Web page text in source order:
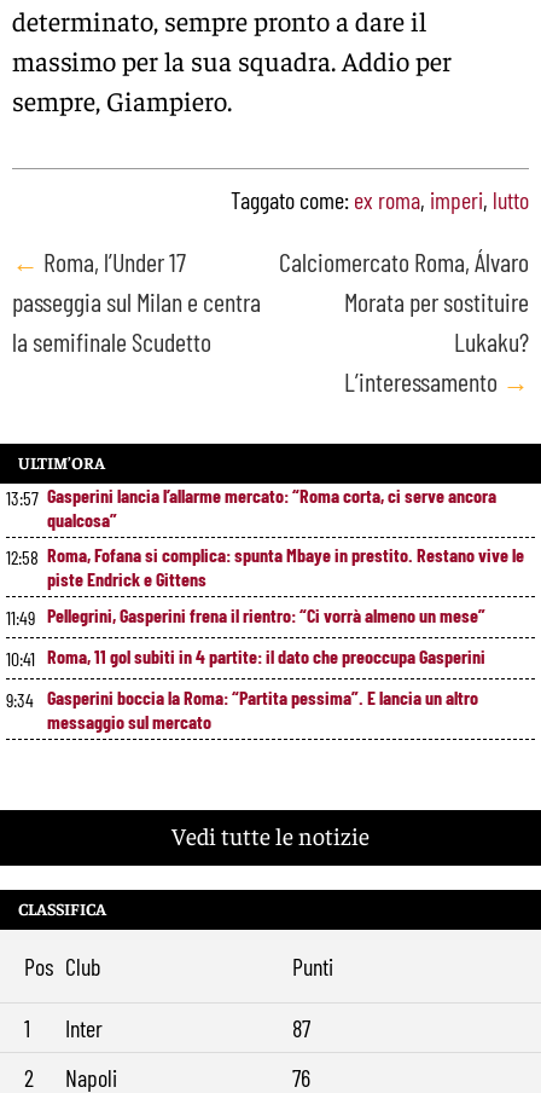
determinato, sempre pronto a dare il
massimo per la sua squadra. Addio per
sempre, Giampiero.
Taggato come: ex roma, imperi, lutto
Post
navigation
← Roma, l’Under 17
passeggia sul Milan e centra
la semifinale Scudetto
Calciomercato Roma, Álvaro
Morata per sostituire
Lukaku?
L’interessamento →
ULTIM’ORA
13:57 Gasperini lancia l’allarme mercato: “Roma corta, ci serve ancora
qualcosa”
12:58 Roma, Fofana si complica: spunta Mbaye in prestito. Restano vive le
piste Endrick e Gittens
11:49 Pellegrini, Gasperini frena il rientro: “Ci vorrà almeno un mese”
10:41 Roma, 11 gol subiti in 4 partite: il dato che preoccupa Gasperini
9:34 Gasperini boccia la Roma: “Partita pessima”. E lancia un altro
messaggio sul mercato
Vedi tutte le notizie
CLASSIFICA
Pos Club Punti
1 Inter
87
2
Napoli
76